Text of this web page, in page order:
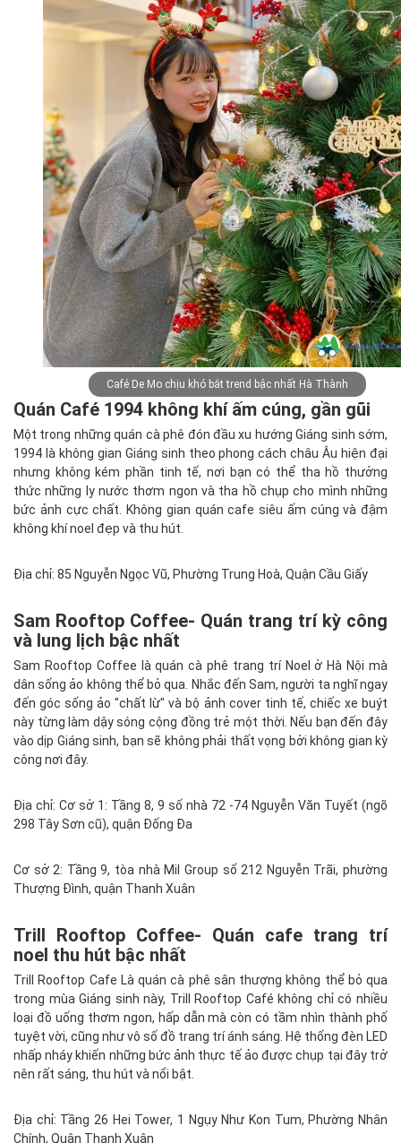
Café De Mo chịu khó bắt trend bậc nhất Hà Thành
Quán Café 1994 không khí ấm cúng, gần gũi
Một trong những quán cà phê đón đầu xu hướng Giáng sinh sớm,
1994 là không gian Giáng sinh theo phong cách châu Âu hiện đại
nhưng không kém phần tinh tế, nơi bạn có thể tha hồ thưởng
thức những ly nước thơm ngon và tha hồ chụp cho mình những
bức ảnh cực chất. Không gian quán cafe siêu ấm cúng và đậm
không khí noel đẹp và thu hút.
Địa chỉ: 85 Nguyễn Ngọc Vũ, Phường Trung Hoà, Quận Cầu Giấy
Sam Rooftop Coffee- Quán trang trí kỳ công
và lung lịch bậc nhất
Sam Rooftop Coffee là quán cà phê trang trí Noel ở Hà Nội mà
dân sống ảo không thể bỏ qua. Nhắc đến Sam, người ta nghĩ ngay
đến góc sống ảo "chất lừ" và bộ ảnh cover tinh tế, chiếc xe buýt
này từng làm dậy sóng cộng đồng trẻ một thời. Nếu bạn đến đây
vào dịp Giáng sinh, bạn sẽ không phải thất vọng bởi không gian kỳ
công nơi đây.
Địa chỉ: Cơ sở 1: Tầng 8, 9 số nhà 72 -74 Nguyễn Văn Tuyết (ngõ
298 Tây Sơn cũ), quận Đống Đa
Cơ sở 2: Tầng 9, tòa nhà Mil Group số 212 Nguyễn Trãi, phường
Thượng Đình, quận Thanh Xuân
Trill Rooftop Coffee- Quán cafe trang trí
noel thu hút bậc nhất
Trill Rooftop Cafe Là quán cà phê sân thượng không thể bỏ qua
trong mùa Giáng sinh này, Trill Rooftop Café không chỉ có nhiều
loại đồ uống thơm ngon, hấp dẫn mà còn có tầm nhìn thành phố
tuyệt vời, cũng như vô số đồ trang trí ánh sáng. Hệ thống đèn LED
nhấp nháy khiến những bức ảnh thực tế ảo được chụp tại đây trở
nên rất sáng, thu hút và nổi bật.
Địa chỉ: Tầng 26 Hei Tower, 1 Ngụy Như Kon Tum, Phường Nhân
Chính, Quận Thanh Xuân